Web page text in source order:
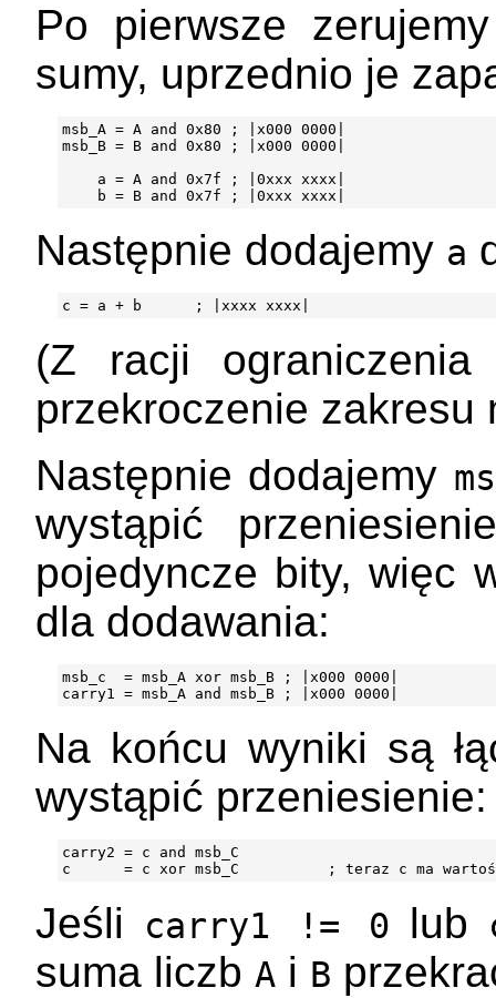
Po pierwsze
sumy, uprzednio je
msb_A = A and 0x80 ; |x000 0000|
msb_B = B and 0x80 ; |x000 0000|
    a = A and 0x7f ; |0xxx xxxx|
Następnie dodajemy a
(Z racji ograniczenia
przekroczenie zakresu
Następnie dodajemy
wystąpić
pojedyncze bity, więc
dla dodawania:
msb_c  = msb_A xor msb_B ; |x000 0000|
Na końcu wyniki są
wystąpić przeniesienie:
carry2 = c and msb_C
Jeśli carry1 != 0 lub
suma liczb A i B